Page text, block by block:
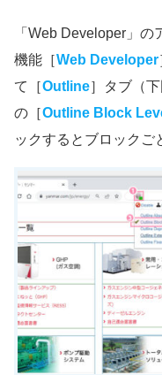
「Web Developer」
機能［Web Developer
て［Outline］タブ（下
の［Outline Block
ックするとブロックご